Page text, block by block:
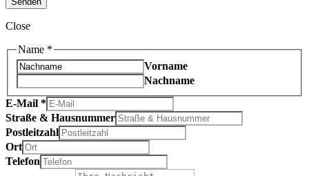
Close
Name *
Vorname
Nachname
E-Mail *
Straße & Hausnummer
Postleitzahl
Ort
Telefon